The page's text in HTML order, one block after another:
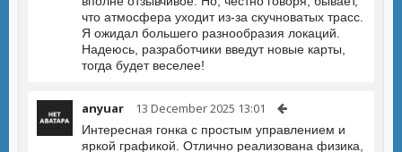
что атмосфера уходит из-за скучноватых трасс.
Я ожидал большего разнообразия локаций.
Надеюсь, разработчики введут новые карты,
тогда будет веселее!
anyuar 13 December 2025 13:01
Интересная гонка с простым управлением и
яркой графикой. Отлично реализована физика,